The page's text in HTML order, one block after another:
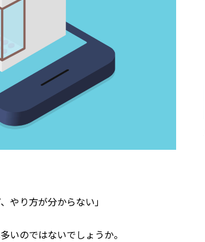
やり方が分からない」
いのではないでしょうか。